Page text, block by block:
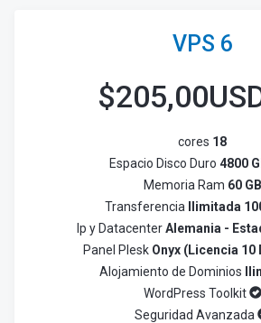
VPS 6
$
cores 18
Espacio Disco Duro 4800
Memoria Ram 60 GB
Transferencia
Ilimitada
Ip y DatacenterAlemania -
Panel Plesk Onyx (Licencia
Alojamiento de Dominios
WordPress Toolkit
Seguridad Avanzada